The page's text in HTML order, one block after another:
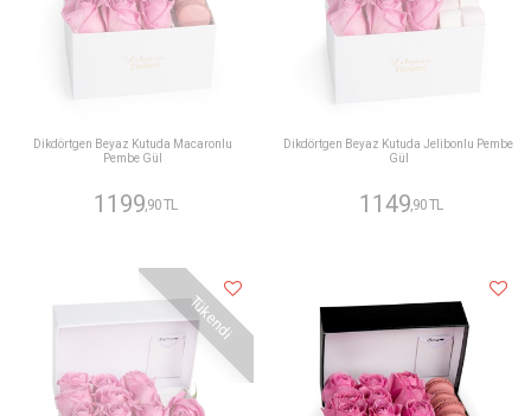
Dikdörtgen Beyaz Kutuda Macaronlu
Pembe Gül
1199 ,90 TL
Dikdörtgen Beyaz Kutuda Jelibonlu Pembe
Gül
1149 ,90 TL
Tükendi